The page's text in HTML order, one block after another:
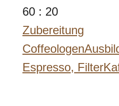
60 : 20
Zubereitung
Espresso,